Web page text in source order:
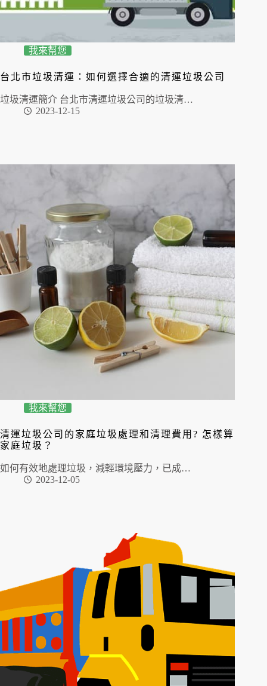
我來幫您
台北市垃圾清運：如何選擇合適的清運垃圾公司
垃圾清運簡介 台北市清運垃圾公司的垃圾清…
2023-12-15
我來幫您
清運垃圾公司的家庭垃圾處理和清理費用? 怎樣算
家庭垃圾？
如何有效地處理垃圾，減輕環境壓力，已成…
2023-12-05